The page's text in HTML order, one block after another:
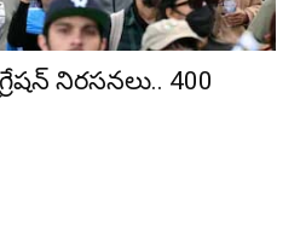
నిరసనలు.. 400